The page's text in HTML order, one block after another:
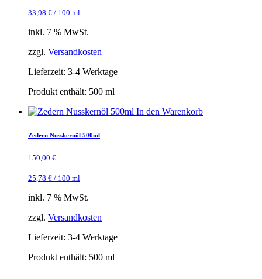
33,98 € / 100 ml
inkl. 7 % MwSt.
zzgl. Versandkosten
Lieferzeit: 3-4 Werktage
Produkt enthält: 500 ml
In den Warenkorb
Zedern Nusskernöl 500ml
150,00 €
25,78 € / 100 ml
inkl. 7 % MwSt.
zzgl. Versandkosten
Lieferzeit: 3-4 Werktage
Produkt enthält: 500 ml